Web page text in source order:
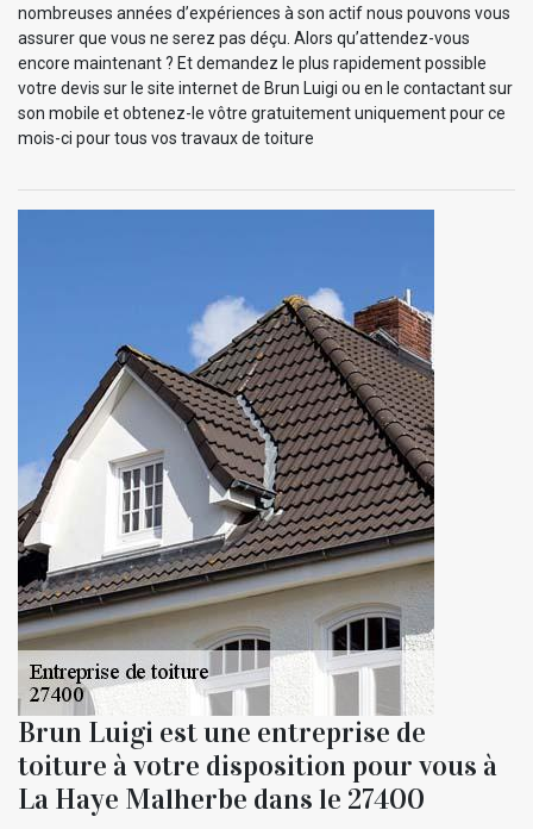
nombreuses années d’expériences à son actif nous pouvons vous
assurer que vous ne serez pas déçu. Alors qu’attendez-vous
encore maintenant ? Et demandez le plus rapidement possible
votre devis sur le site internet de Brun Luigi ou en le contactant sur
son mobile et obtenez-le vôtre gratuitement uniquement pour ce
mois-ci pour tous vos travaux de toiture
Brun Luigi est une entreprise de
toiture à votre disposition pour vous à
La Haye Malherbe dans le 27400